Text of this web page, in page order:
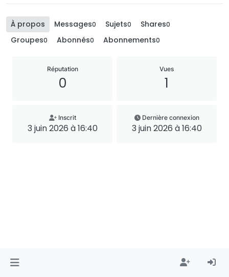
À propos Messages0 Sujets0 Shares0
Groupes0 Abonnés0 Abonnements0
Réputation
0
Vues
1
Inscrit
3 juin 2026 à 16:40
Dernière connexion
3 juin 2026 à 16:40